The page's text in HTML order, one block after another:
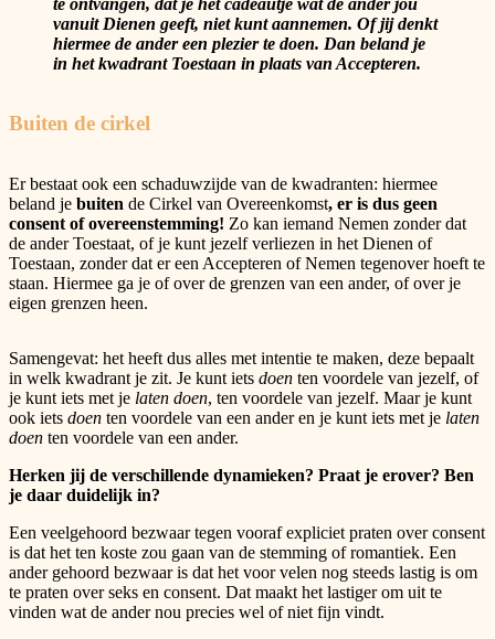
vanuit Dienen geeft, niet kunt aannemen. Of jij denkt
hiermee de ander een plezier te doen. Dan beland je
in het kwadrant Toestaan in plaats van Accepteren.
Buiten de cirkel
Er bestaat ook een schaduwzijde van de kwadranten: hiermee
beland je buiten de Cirkel van Overeenkomst, er is dus geen
consent of overeenstemming! Zo kan iemand Nemen zonder dat
de ander Toestaat, of je kunt jezelf verliezen in het Dienen of
Toestaan, zonder dat er een Accepteren of Nemen tegenover hoeft te
staan. Hiermee ga je of over de grenzen van een ander, of over je
eigen grenzen heen.
Samengevat: het heeft dus alles met intentie te maken, deze bepaalt
in welk kwadrant je zit. Je kunt iets doen ten voordele van jezelf, of
je kunt iets met je laten doen, ten voordele van jezelf. Maar je kunt
ook iets doen ten voordele van een ander en je kunt iets met je laten
doen ten voordele van een ander.
Herken jij de verschillende dynamieken? Praat je erover? Ben
je daar duidelijk in?
Een veelgehoord bezwaar tegen vooraf expliciet praten over consent
is dat het ten koste zou gaan van de stemming of romantiek. Een
ander gehoord bezwaar is dat het voor velen nog steeds lastig is om
te praten over seks en consent. Dat maakt het lastiger om uit te
vinden wat de ander nou precies wel of niet fijn vindt.